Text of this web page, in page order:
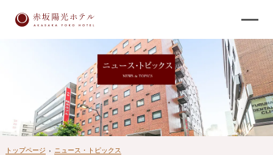
トップページ ›
ニュース・トピックス